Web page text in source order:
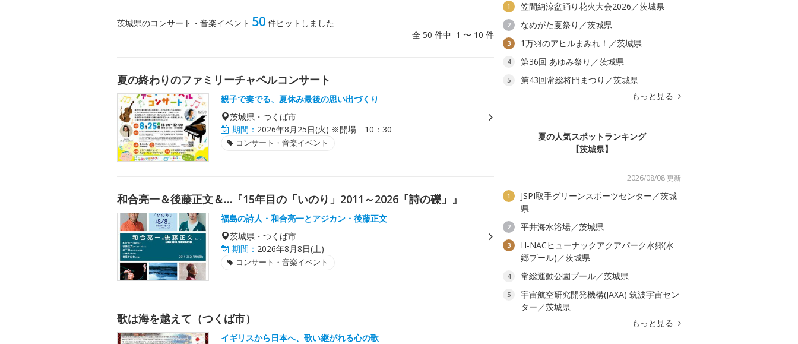
茨城県のコンサート・音楽イベント 50 件ヒットしました
全 50 件中 1 〜 10 件
夏の終わりのファミリーチャペルコンサート
親子で奏でる、夏休み最後の思い出づくり
茨城県・つくば市
期間： 2026年8月25日(火) ※開場 10：30
コンサート・音楽イベント
和合亮一＆後藤正文＆…『15年目の「いのり」2011～2026「詩の礫」』
福島の詩人・和合亮一とアジカン・後藤正文
茨城県・つくば市
期間： 2026年8月8日(土)
コンサート・音楽イベント
歌は海を越えて（つくば市）
イギリスから日本へ、歌い継がれる心の歌
1 笠間納涼盆踊り花火大会2026／茨城県
2 なめがた夏祭り／茨城県
3 1万羽のアヒルまみれ！／茨城県
4 第36回 あゆみ祭り／茨城県
5
第43回常総将門まつり／茨城県
もっと見る
夏の人気スポットランキング
【茨城県】
2026/08/08 更新
1
JSPI取手グリーンスポーツセンター／茨城
県
2 平井海水浴場／茨城県
3
H-NACヒューナックアクアパーク水郷(水
郷プール)／茨城県
4 常総運動公園プール／茨城県
5
宇宙航空研究開発機構(JAXA) 筑波宇宙セン
ター／茨城県
もっと見る